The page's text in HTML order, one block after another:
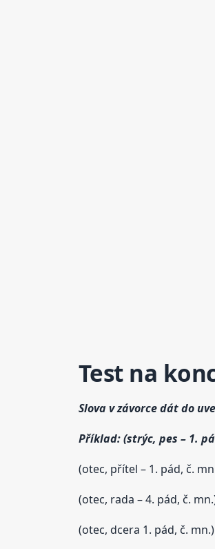
Test na
Slova v závorce dát do
Příklad: (strýc, pes – 1.
(otec, přítel – 1. pád, č.
(otec, rada – 4. pád, č.
(otec, dcera 1. pád, č.